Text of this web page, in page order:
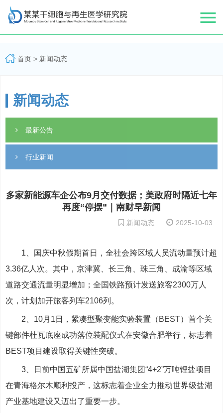
首页> 新闻动态
新闻动态
最新公告
行业新闻
多家新能源车企公布9月交付数据；美政府时隔近七年
再度“停摆”｜南财早新闻
新闻动态 2025-10-03
1、国庆中秋假期首日，全社会跨区域人员流动量预计超
3.36亿人次。其中，京津冀、长三角、珠三角、成渝等区域
道路交通流量明显增加；全国铁路预计发送旅客2300万人
次，计划加开旅客列车2106列。
2、10月1日，紧凑型聚变能实验装置（BEST）首个关
键部件杜瓦底座成功落位装配仪式在安徽合肥举行，标志着
BEST项目建设取得关键性突破。
3、日前中国五矿所属中国盐湖集团“4+2”万吨锂盐项目
在青海格尔木顺利投产，这标志着企业全力推动世界级盐湖
产业基地建设又迈出了重要一步。